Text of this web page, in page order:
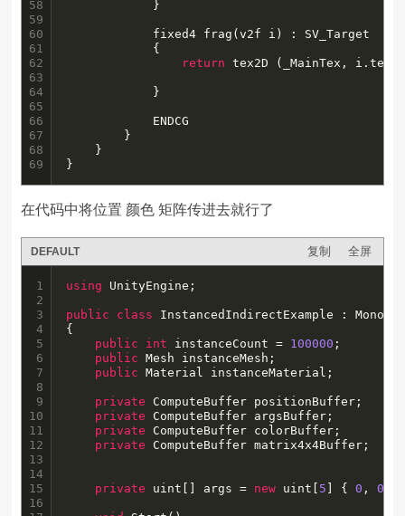
58
59
60
61
62
63
64
65
66
67
68
69
return tex2D (_MainTex,
}
在代码中将位置 颜色 矩阵传进去就行了
DEFAULT 复制 全屏
1
2
3
4
5
6
7
8
9
10
11
12
13
14
15
16
using UnityEngine;
public class InstancedIndirectExample :
{
public
int instanceCount = 100000 ;
public Mesh instanceMesh;
public Material instanceMaterial;
private ComputeBuffer positionBuffer;
private ComputeBuffer argsBuffer;
private ComputeBuffer colorBuffer;
private ComputeBuffer matrix4x4Buffer;
private uint[] args = new uint[ 5 ] { 0 , 0